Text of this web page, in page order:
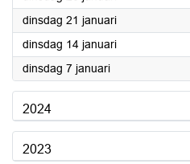
dinsdag 21 januari2025
dinsdag 14 januari2025
dinsdag 7 januari2025
2024
2023